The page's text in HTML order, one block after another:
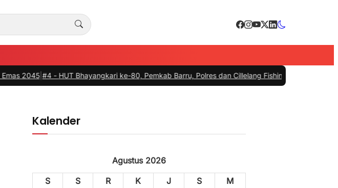
#4 -HUT Bhayangkari ke-80, Pemkab Barru, Polres dan Cillelang Fishing Lepas Tukik di Pantai
Kalender
Agustus 2026
S
S R K J S
M